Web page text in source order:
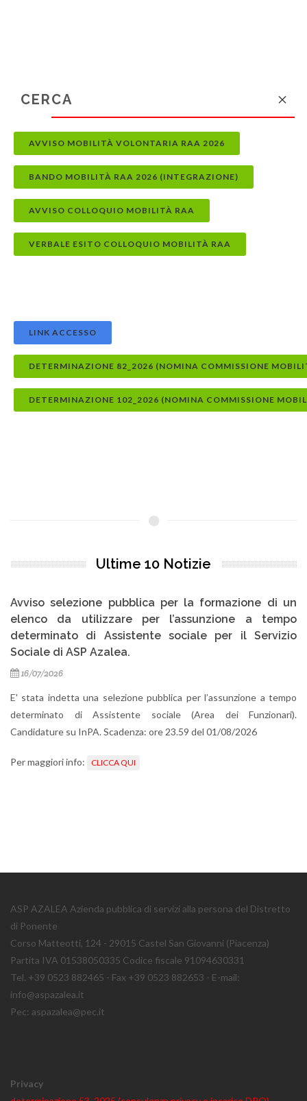
AVVISO MOBILITÀ VOLONTARIA RAA 2026
BANDO MOBILITÀ RAA 2026 (INTEGRAZIONE)
AVVISO COLLOQUIO MOBILITÀ RAA
VERBALE ESITO COLLOQUIO MOBILITÀ RAA
LINK ACCESSO
DETERMINAZIONE 82_2026 (NOMINA COMMISSIONE
DETERMINAZIONE 102_2026 (NOMINA COMMISSIONE
Ultime 10 Notizie
selezione pubblica per la formazione di un
da utilizzare per l’assunzione a tempo
di Assistente sociale per il Servizio
di ASP Azalea.
16/07/2026
stata indetta una selezione pubblica per l’assunzione a tempo
di Assistente sociale (Area dei Funzionari).
su InPA. Scadenza: ore 23.59 del 01/08/2026
maggiori info: CLICCA QUI
ASP AZALEA Azienda pubblica di servizi alla persona del Distretto
di Ponente
Corso Matteotti, 124 - 29015 Castel San Giovanni (Piacenza)
Partita IVA 01538050335 Codice fiscale 91094630331
Tel. +39 0523 882465 - Fax +39 0523 882653 - E-mail:
info@aspazalea.it
Pec: aspazalea@pec.it
Privacy